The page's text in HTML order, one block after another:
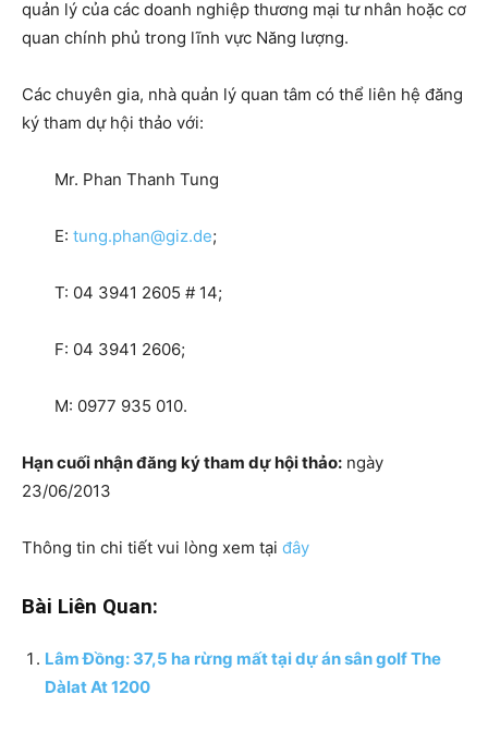
quản lý của các doanh nghiệp thương mại tư nhân hoặc cơ
quan chính phủ trong lĩnh vực Năng lượng.
Các chuyên gia, nhà quản lý quan tâm có thể liên hệ đăng
ký tham dự hội thảo với:
Mr. Phan Thanh Tung
E: tung.phan@giz.de;
T: 04 3941 2605 # 14;
F: 04 3941 2606;
M: 0977 935 010.
Hạn cuối nhận đăng ký tham dự hội thảo: ngày
23/06/2013
Thông tin chi tiết vui lòng xem tại đây
Bài Liên Quan:
Lâm Đồng: 37,5 ha rừng mất tại dự án sân golf The
Dàlat At 1200